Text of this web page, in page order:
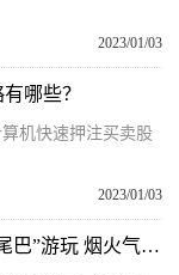
2023/01/03
哪些？
机快速押注买卖股
2023/01/03
【环球报资讯】海口民众抓住元旦假期“尾巴”游玩 烟火气十足